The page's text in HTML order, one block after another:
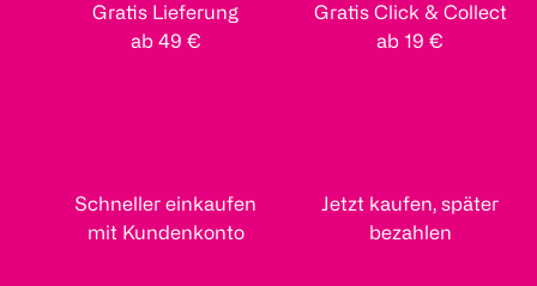
Gratis Lieferung
ab 49 €
Gratis Click & Collect
ab 19 €
Schneller einkaufen
mit Kundenkonto
Jetzt kaufen, später
bezahlen